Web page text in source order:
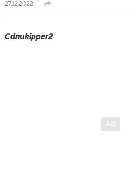
27.12.2022
Cdnukipper2